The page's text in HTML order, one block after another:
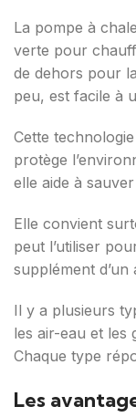
La pompe à
verte pour
de dehors pour
peu, est facile à
Cette
protège
elle aide à
Elle convient
peut l’utiliser
supplément
Il y a plusieurs
les air-eau et les
Chaque type
Les